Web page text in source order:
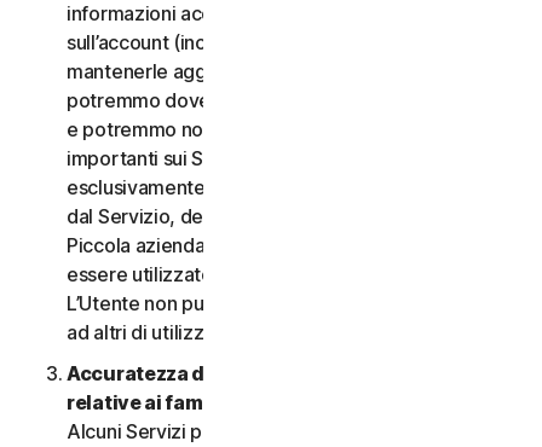
informazioni accurate, complete e aggiornate
sull’account (incluso un indirizzo e-mail valido) e
mantenerle aggiornate. In caso contrario,
potremmo dover sospendere o chiudere l’account
e potremmo non riuscire a inviare notifiche
importanti sui Servizi. L’account è personale ed
esclusivamente a uso dell’Utente (o, se consentito
dal Servizio, dei relativi familiari o della relativa
Piccola azienda) per gestire i Servizi, e non deve
essere utilizzato da terzi per alcuno scopo.
L’Utente non può vendere, trasferire o consentire
ad altri di utilizzare le credenziali dell’account.
Accuratezza delle informazioni (incluse quelle
relative ai familiari o alla Piccola azienda)
Alcuni Servizi potrebbero consentire all’Utente di